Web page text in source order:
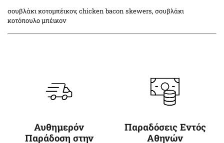
σουβλάκι κοτομπέικον, chicken bacon skewers, σουβλάκι
κοτόπουλο μπέικον
Αυθημερόν
Παράδοση στην
Παραδόσεις Εντός
Αθηνών